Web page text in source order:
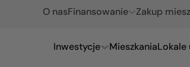
O nasFinansowanie Zakup
Inwestycje MieszkaniaLokale